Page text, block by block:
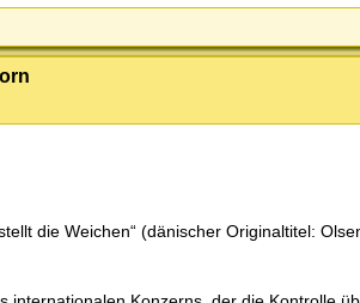
die Weichen“ (dänischer Originaltitel: